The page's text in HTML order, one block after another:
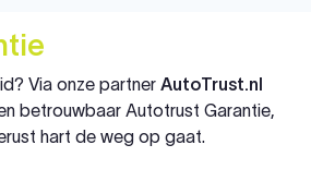
Via onze partner AutoTrust.nl
betrouwbaar Autotrust Garantie,
hart de weg op gaat.